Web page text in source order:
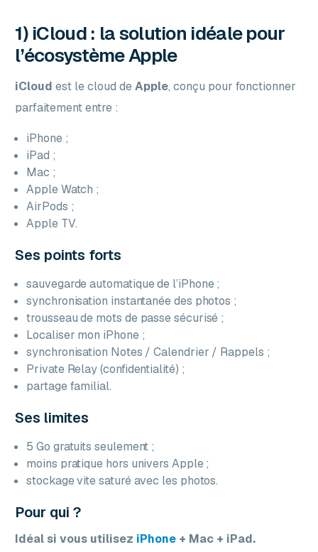
1) iCloud : la solution idéale pour
l’écosystème Apple
iCloud est le cloud deApple, conçu pour fonctionner
parfaitement entre :
iPhone ;
iPad ;
Mac ;
Apple Watch ;
AirPods ;
Apple TV.
Ses points forts
sauvegarde automatique de l’iPhone ;
synchronisation instantanée des photos ;
trousseau de mots de passe sécurisé ;
Localiser mon iPhone ;
synchronisation Notes / Calendrier / Rappels ;
Private Relay (confidentialité) ;
partage familial.
Ses limites
5 Go gratuits seulement ;
moins pratique hors univers Apple ;
stockage vite saturé avec les photos.
Pour qui ?
Idéal si vous utilisez iPhone + Mac + iPad.